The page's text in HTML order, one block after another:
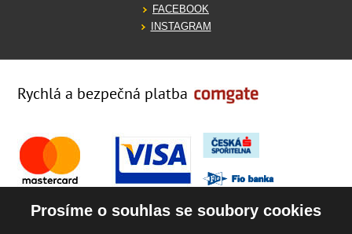
FACEBOOK
INSTAGRAM
Rychlá a bezpečná platba
Prosíme o souhlas se soubory cookies